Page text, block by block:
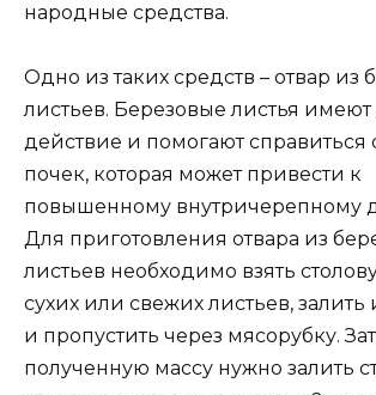
народные средства.
Одно из таких средств – отвар из
листьев. Березовые листья
действие и помогают справиться
почек, которая может привести к
повышенному внутричерепному
Для приготовления отвара из
листьев необходимо взять
сухих или свежих листьев, залить
и пропустить через мясорубку.
полученную массу нужно залить